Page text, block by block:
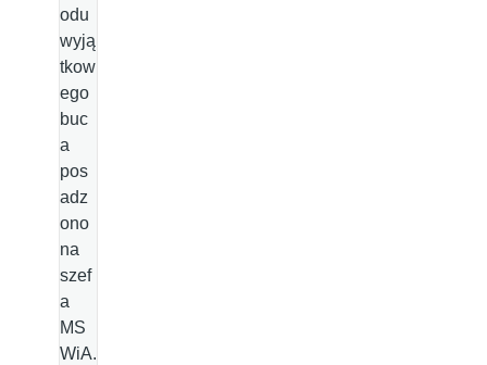
odu
wyją
tkow
ego
buc
a
pos
adz
ono
na
szef
a
MS
WiA.